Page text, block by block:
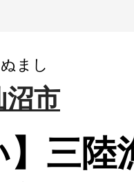
まし
沼市
】三